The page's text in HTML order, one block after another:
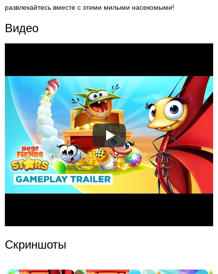
развлекайтесь вместе с этими милыми насекомыми!
Видео
Скриншоты